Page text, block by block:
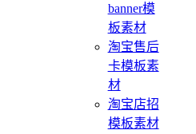
banner模
板素材
淘宝售后
卡模板素
材
淘宝店招
模板素材